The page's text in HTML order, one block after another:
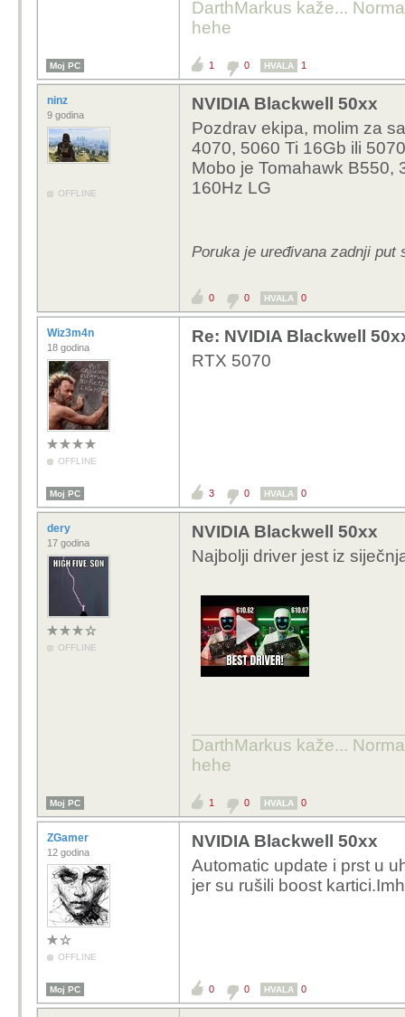
kučistu!
Kako može sff bit
hladnjak te zahtjeva 4
tvoje je bolje od
Temp su zaista super
niti kod nas nije neki
DarthMarkus kaže...
hehe
Moj PC 1 0 HVALA 1
ninz
9 godina
OFFLINE
NVIDIA Blackwell 50xx
Pozdrav ekipa, molim za
4070, 5060 Ti 16Gb ili
Mobo je Tomahawk B550,
160Hz LG
Poruka je uređivana zadnji put
0 0 HVALA 0
Wiz3m4n
18 godina
OFFLINE
Re: NVIDIA Blackwell
RTX 5070
Moj PC 3 0 HVALA 0
dery
17 godina
OFFLINE
NVIDIA Blackwell 50xx
Najbolji driver jest iz
DarthMarkus kaže...
hehe
Moj PC 1 0 HVALA 0
ZGamer
12 godina
OFFLINE
NVIDIA Blackwell 50xx
Automatic update i prst u
jer su rušili boost
Moj PC 0 0 HVALA 0